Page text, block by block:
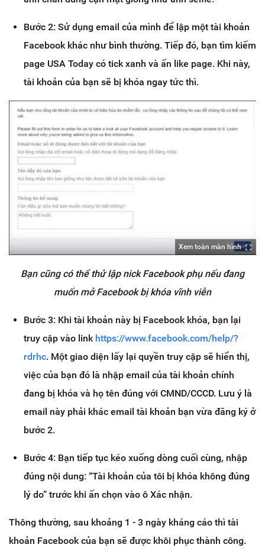
Bước 2: Sử dụng email của mình để lập một tài khoản
Facebook khác như bình thường. Tiếp đó, bạn tìm kiếm
page USA Today có tick xanh và ấn like page. Khi này,
tài khoản của bạn sẽ bị khóa ngay tức thì.
Xem toàn màn hình
Bạn cũng có thể thử lập nick Facebook phụ nếu đang
muốn mở Facebook bị khóa vĩnh viễn
Bước 3: Khi tài khoản này bị Facebook khóa, bạn lại
truy cập vào link https://www.facebook.com/help/?
rdrhc. Một giao diện lấy lại quyền truy cập sẽ hiển thị,
việc của bạn đó là nhập email của tài khoản chính
đang bị khóa và họ tên đúng với CMND/CCCD. Lưu ý là
email này phải khác email tài khoản bạn vừa đăng ký ở
bước 2.
Bước 4: Bạn tiếp tục kéo xuống dòng cuối cùng, nhập
đúng nội dung: “Tài khoản của tôi bị khóa không đúng
lý do” trước khi ấn chọn vào ô Xác nhận.
Thông thường, sau khoảng 1 - 3 ngày kháng cáo thì tài
khoản Facebook của bạn sẽ được khôi phục thành công.